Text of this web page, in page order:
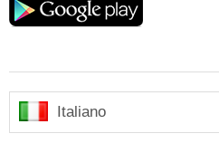
Italiano